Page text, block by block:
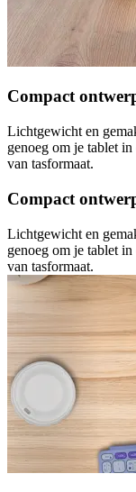
Compact
Lichtgewicht en
genoeg om je tablet
van tasformaat.
Compact
Lichtgewicht en
genoeg om je tablet
van tasformaat.